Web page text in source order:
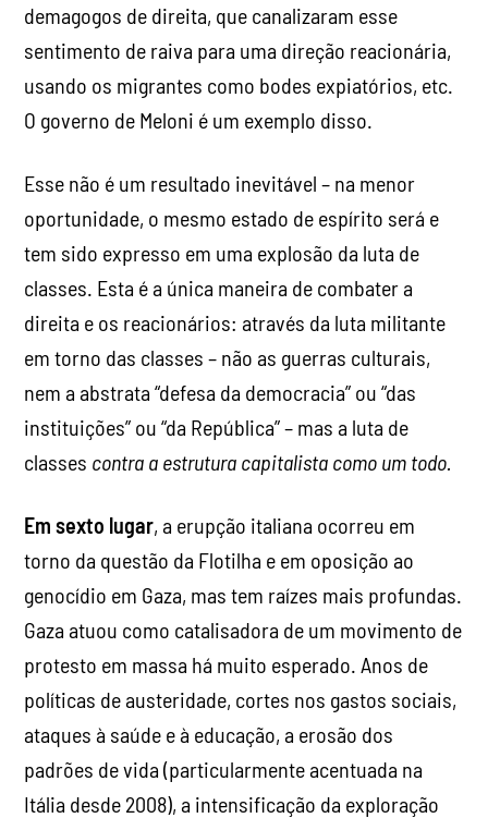
demagogos de direita, que canalizaram esse
sentimento de raiva para uma direção reacionária,
usando os migrantes como bodes expiatórios, etc.
O governo de Meloni é um exemplo disso.
Esse não é um resultado inevitável – na menor
oportunidade, o mesmo estado de espírito será e
tem sido expresso em uma explosão da luta de
classes. Esta é a única maneira de combater a
direita e os reacionários: através da luta militante
em torno das classes – não as guerras culturais,
nem a abstrata “defesa da democracia” ou “das
instituições” ou “da República” – mas a luta de
classes contra a estrutura capitalista como um todo.
Em sexto lugar, a erupção italiana ocorreu em
torno da questão da Flotilha e em oposição ao
genocídio em Gaza, mas tem raízes mais profundas.
Gaza atuou como catalisadora de um movimento de
protesto em massa há muito esperado. Anos de
políticas de austeridade, cortes nos gastos sociais,
ataques à saúde e à educação, a erosão dos
padrões de vida (particularmente acentuada na
Itália desde 2008), a intensificação da exploração